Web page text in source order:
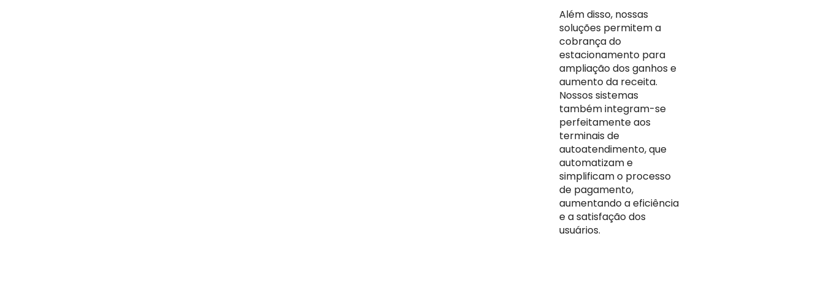
Além disso, nossas
soluções permitem a
cobrança do
estacionamento para
ampliação dos ganhos e
aumento da receita.
Nossos sistemas
também integram-se
perfeitamente aos
terminais de
autoatendimento, que
automatizam e
simplificam o processo
de pagamento,
aumentando a eficiência
e a satisfação dos
usuários.